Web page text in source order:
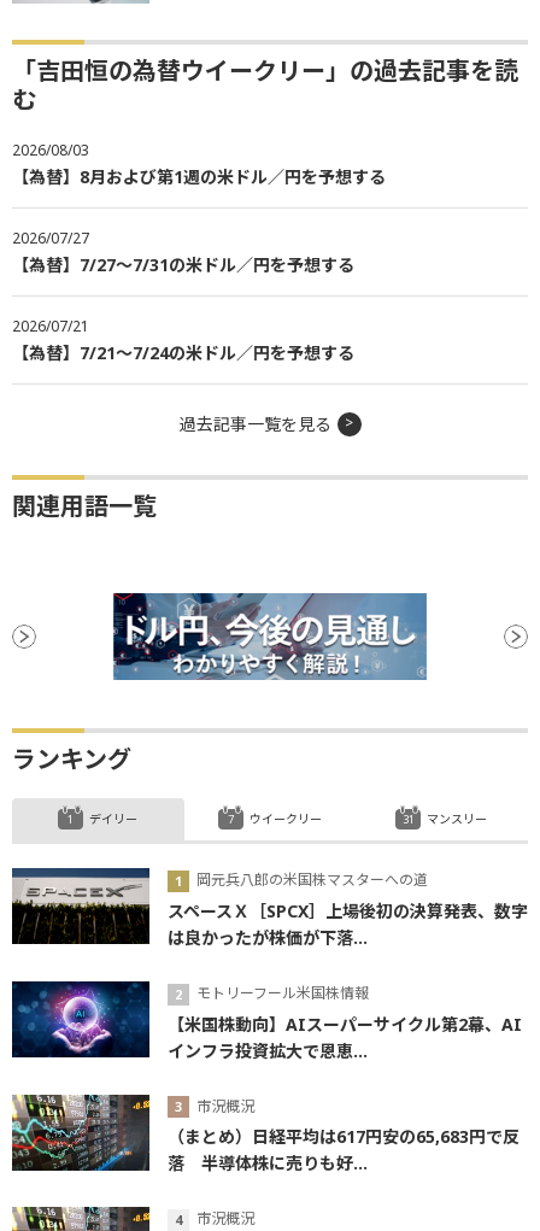
「吉田恒の為替ウイークリー」の過去記事を読
む
2026/08/03
【為替】8月および第1週の米ドル／円を予想する
2026/07/27
【為替】7/27～7/31の米ドル／円を予想する
2026/07/21
【為替】7/21～7/24の米ドル／円を予想する
過去記事一覧を見る
関連用語一覧
ランキング
デイリー
岡元兵八郎の米国株マスターへの道
スペースＸ［SPCX］上場後初の決算発表、数字
は良かったが株価が下落...
モトリーフール米国株情報
【米国株動向】AIスーパーサイクル第2幕、AI
インフラ投資拡大で恩恵...
市況概況
（まとめ）日経平均は617円安の65,683円で反
落 半導体株に売りも好...
市況概況
ウイークリー マンスリー